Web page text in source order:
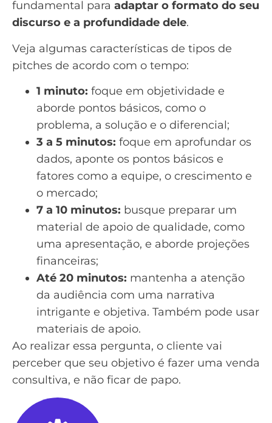
fundamental para adaptar o formato do seu
discurso e a profundidade dele.
Veja algumas características de tipos de
pitches de acordo com o tempo:
1 minuto: foque em objetividade e
aborde pontos básicos, como o
problema, a solução e o diferencial;
3 a 5 minutos: foque em aprofundar os
dados, aponte os pontos básicos e
fatores como a equipe, o crescimento e
o mercado;
7 a 10 minutos: busque preparar um
material de apoio de qualidade, como
uma apresentação, e aborde projeções
financeiras;
Até 20 minutos: mantenha a atenção
da audiência com uma narrativa
intrigante e objetiva. Também pode usar
materiais de apoio.
Ao realizar essa pergunta, o cliente vai
perceber que seu objetivo é fazer uma venda
consultiva, e não ficar de papo.